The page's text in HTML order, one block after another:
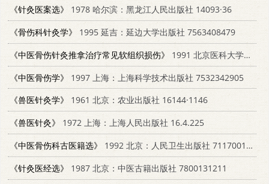
《针灸医案选》
1978 哈尔滨：黑龙江人民出版社 14093·36
《骨伤科针灸学》
1995 延吉：延边大学出版社 7563408479
《中医骨伤针灸推拿治疗常见软组织损伤》
1991 北京医科大学；中国协和医科大学联合出版社 7810340948
《中医骨伤学》
1997 上海：上海科学技术出版社 7532342905
《兽医针灸学》
1961 北京：农业出版社 16144·1146
《兽医针灸》
1972 上海：上海人民出版社 16.4.225
《中医骨伤科古医籍选》
1992 北京：人民卫生出版社 711700178X
《针灸医经选》
1987 北京：中医古籍出版社 7800131211